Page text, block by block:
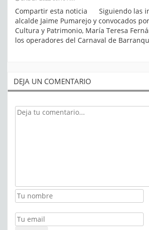
Compartir esta noticia Siguiendo las
alcalde Jaime Pumarejo y convocados
Cultura y Patrimonio, María Teresa
los operadores del Carnaval de
DEJA UN COMENTARIO